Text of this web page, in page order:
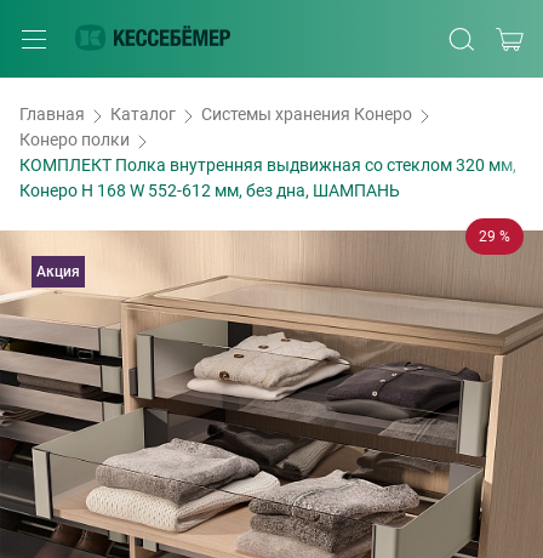
Главная Каталог
Системы хранения Конеро
Конеро полки
КОМПЛЕКТ Полка внутренняя выдвижная со стеклом 320 мм,
Конеро H 168 W 552-612 мм, без дна, ШАМПАНЬ
29 %
Акция